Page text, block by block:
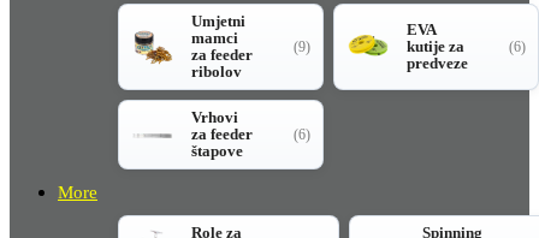
Umjetni
mamci
za feeder
ribolov
(9)
EVA
kutije za
predveze
(6)
Vrhovi
za feeder
štapove
(6)
More
Role za
Spinning